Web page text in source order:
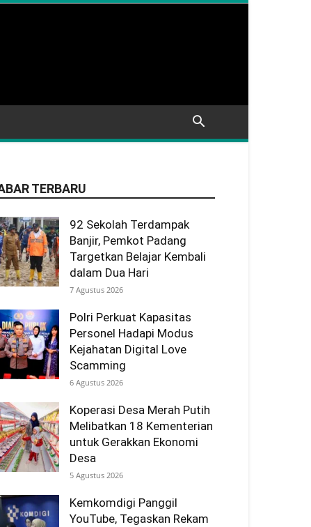
TERBARU
92 Sekolah Terdampak
Banjir, Pemkot Padang
Targetkan Belajar Kembali
dalam Dua Hari
7 Agustus 2026
Polri Perkuat Kapasitas
Personel Hadapi Modus
Kejahatan Digital Love
Scamming
6 Agustus 2026
Koperasi Desa Merah Putih
Melibatkan 18 Kementerian
untuk Gerakkan Ekonomi
Desa
5 Agustus 2026
Kemkomdigi Panggil
YouTube, Tegaskan Rekam